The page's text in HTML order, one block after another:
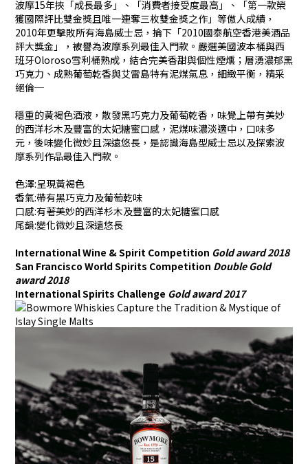
波摩15年挾「成長最多」、「消費者接受度最高」、「第一款榮
獲國際評比雙金獎且唯一連奪三枚雙金獎之作」等傲人成績，
2010年更擊敗所有海島威士忌，掄下「2010國泰航空香港美酒品
評大獎金」，被譽為波摩系列最佳入門款。嚴選美國波本桶與西
班牙Oloroso雪利桶熟成，結合完美香甜與個性煙燻；層湧濃郁黑
巧克力、成熟葡萄乾香與艾雷島特有泥煤氣息，細緻平衡，精采
絕倫─
穩重的黃褐色酒液，散發黑巧克力及葡萄乾香，味覺上帶有美妙
的西洋杉木及豐富的太妃糖蜜口感，泥煤味濃淡適中，口味多
元，後味變化微妙且深遠悠長，是認識海島型威士忌以及探索波
摩系列作品最佳入門款。
色澤:呈現黃褐色
香氣:帶有黑巧克力及葡萄乾味
口感:有著美妙的西洋杉木及豐富的太妃糖蜜口感
尾韻:變化微妙且深遠悠長
International Wine & Spirit Competition Gold award 2018
San Francisco World Spirits Competition Double Gold
award 2018
International Spirits Challenge Gold award 2017